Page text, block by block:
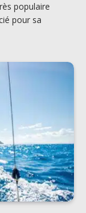
populaire
pour sa